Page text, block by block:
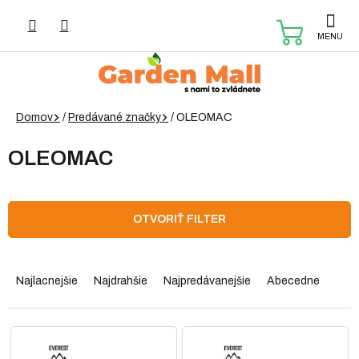
Domov / Predávané značky / OLEOMAC
OLEOMAC
OTVORIŤ FILTER
a
e
n
Najlacnejšie Najdrahšie Najpredávanejšie Abecedne
V